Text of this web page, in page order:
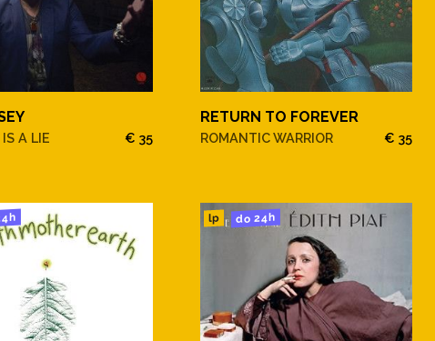
A LIE € 35
RETURN TO FOREVER
ROMANTIC WARRIOR € 35
lp do 24h